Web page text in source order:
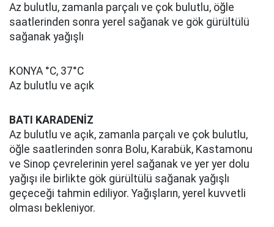
Az bulutlu, zamanla parçalı ve çok bulutlu, öğle
saatlerinden sonra yerel sağanak ve gök gürültülü
sağanak yağışlı
KONYA °C, 37°C
Az bulutlu ve açık
BATI KARADENİZ
Az bulutlu ve açık, zamanla parçalı ve çok bulutlu,
öğle saatlerinden sonra Bolu, Karabük, Kastamonu
ve Sinop çevrelerinin yerel sağanak ve yer yer dolu
yağışı ile birlikte gök gürültülü sağanak yağışlı
geçeceği tahmin ediliyor. Yağışların, yerel kuvvetli
olması bekleniyor.